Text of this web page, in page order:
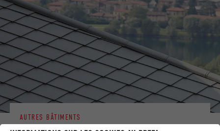
AUTRES BÂTIMENTS